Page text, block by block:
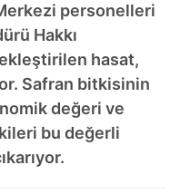
personelleri
Hakkı
hasat,
Safran bitkisinin
değeri ve
bu değerli